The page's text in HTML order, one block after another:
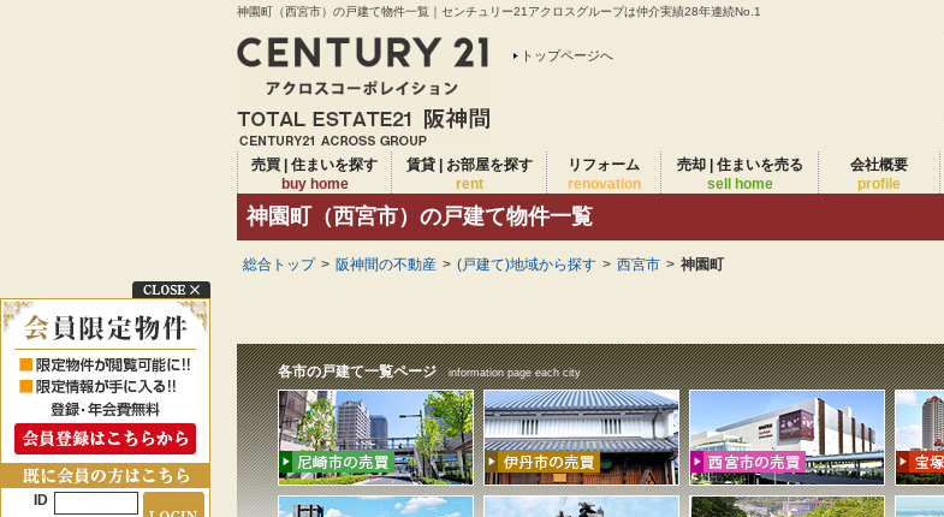
神園町（西宮市）の戸建て物件一覧｜センチュリー21アクロスグループは仲介実績28年連続No.1
トップページへ
売買 | 住まいを探す
buy home
賃貸 | お部屋を探す
rent
リフォーム
renovation
売却 | 住まいを売る
sell home
会社概要
profile
神園町（西宮市）の戸建て物件一覧
総合トップ > 阪神間の不動産 > (戸建て)地域から探す > 西宮市 > 神園町
各市の戸建て一覧ページ information page each city
ID